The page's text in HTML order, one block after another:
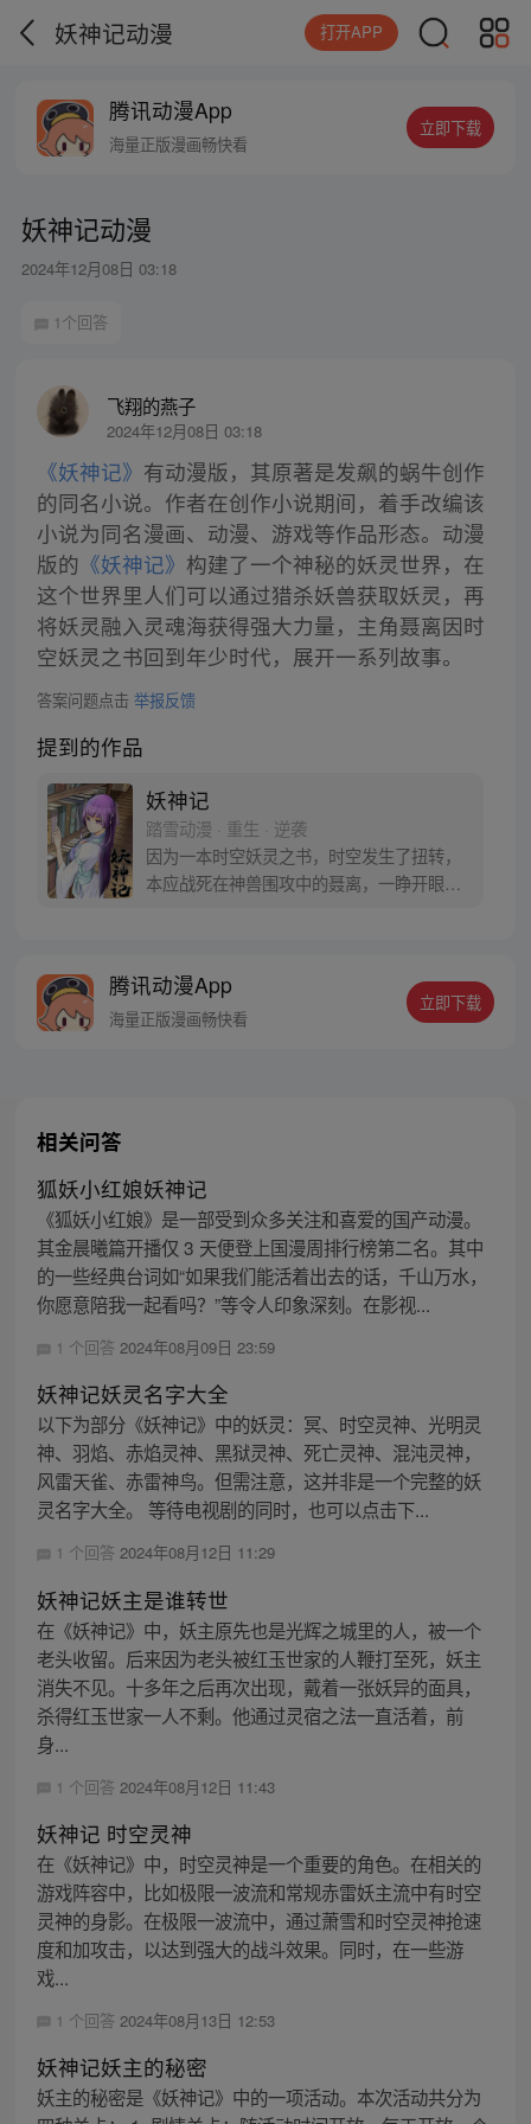
妖神记动漫 打开APP
腾讯动漫App
海量正版漫画畅快看
立即下载
妖神记动漫
2024年12月08日 03:18
1个回答
飞翔的燕子
2024年12月08日 03:18
《妖神记》 有动漫版，其原著是发飙的蜗牛创作
的同名小说。作者在创作小说期间，着手改编该
小说为同名漫画、动漫、游戏等作品形态。动漫
版的 《妖神记》 构建了一个神秘的妖灵世界，在
这个世界里人们可以通过猎杀妖兽获取妖灵，再
将妖灵融入灵魂海获得强大力量，主角聂离因时
空妖灵之书回到年少时代，展开一系列故事。
答案问题点击 举报反馈
提到的作品
妖神记
踏雪动漫 · 重生 · 逆袭
因为一本时空妖灵之书，时空发生了扭转，
本应战死在神兽围攻中的聂离，一睁开眼已
腾讯动漫App
海量正版漫画畅快看
立即下载
相关问答
狐妖小红娘妖神记
《狐妖小红娘》是一部受到众多关注和喜爱的国产动漫。
其金晨曦篇开播仅 3 天便登上国漫周排行榜第二名。其中
的一些经典台词如“如果我们能活着出去的话，千山万水，
你愿意陪我一起看吗？”等令人印象深刻。在影视...
1 个回答 2024年08月09日 23:59
妖神记妖灵名字大全
以下为部分《妖神记》中的妖灵：冥、时空灵神、光明灵
神、羽焰、赤焰灵神、黑狱灵神、死亡灵神、混沌灵神，
风雷天雀、赤雷神鸟。但需注意，这并非是一个完整的妖
灵名字大全。 等待电视剧的同时，也可以点击下...
1 个回答 2024年08月12日 11:29
妖神记妖主是谁转世
在《妖神记》中，妖主原先也是光辉之城里的人，被一个
老头收留。后来因为老头被红玉世家的人鞭打至死，妖主
消失不见。十多年之后再次出现，戴着一张妖异的面具，
杀得红玉世家一人不剩。他通过灵宿之法一直活着，前
身...
1 个回答 2024年08月12日 11:43
妖神记 时空灵神
在《妖神记》中，时空灵神是一个重要的角色。在相关的
游戏阵容中，比如极限一波流和常规赤雷妖主流中有时空
灵神的身影。在极限一波流中，通过萧雪和时空灵神抢速
度和加攻击，以达到强大的战斗效果。同时，在一些游
戏...
1 个回答 2024年08月13日 12:53
妖神记妖主的秘密
妖主的秘密是《妖神记》中的一项活动。本次活动共分为